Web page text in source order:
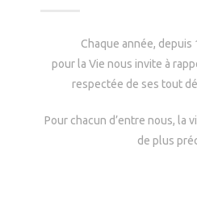
Chaque année, depuis
pour la Vie nous invite à
respectée de ses tout
Pourchacun d’entre nous, la
de plus